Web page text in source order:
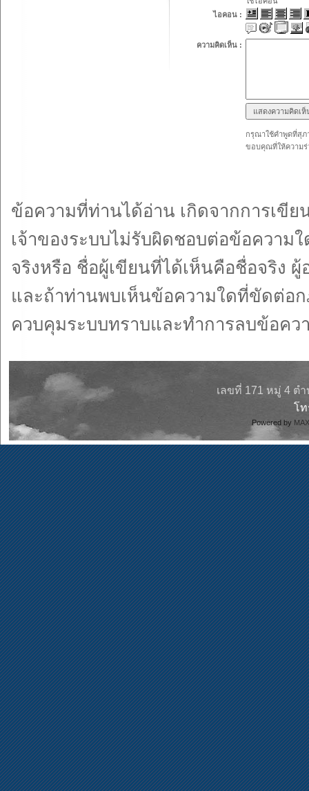
ไอคอน :
ความคิดเห็น :
กรุณาใช้คำพูดที่สุภ
ขอบคุณที่ให้ความร่
ข้อความที่ท่านได้อ่าน เกิดจากการเ
เจ้าของระบบไม่รับผิดชอบต่อข้อความ
จริงหรือ ชื่อผู้เขียนที่ได้เห็นคือชื่อจริง
และถ้าท่านพบเห็นข้อความใดที่ขัดต่อ
ควบคุมระบบทราบและทำการลบข้อคว
เลขที่ 171 หมู่ 4 ต
โ
Powered by